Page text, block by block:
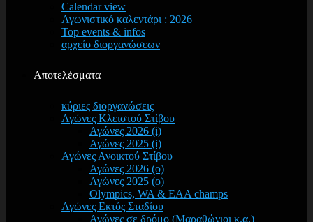
Calendar view
Αγωνιστικό καλεντάρι : 2026
Top events & infos
αρχείο διοργανώσεων
Αποτελέσματα
κύριες διοργανώσεις
Αγώνες Κλειστού Στίβου
Αγώνες 2026 (i)
Αγώνες 2025 (i)
Αγώνες Ανοικτού Στίβου
Αγώνες 2026 (o)
Αγώνες 2025 (o)
Olympics, WA & EAA champs
Αγώνες Εκτός Σταδίου
Αγώνες σε δρόμο (Μαραθώνιοι κ.α.)